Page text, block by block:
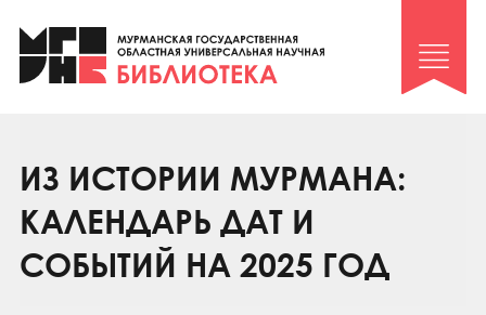
Клуб «Гиря и сельдерей»
Клуб «Семейный архив»
Коллегам
Контакты
ИЗ ИСТОРИИ МУРМАНА:
КАЛЕНДАРЬ ДАТ И
СОБЫТИЙ НА 2025 ГОД